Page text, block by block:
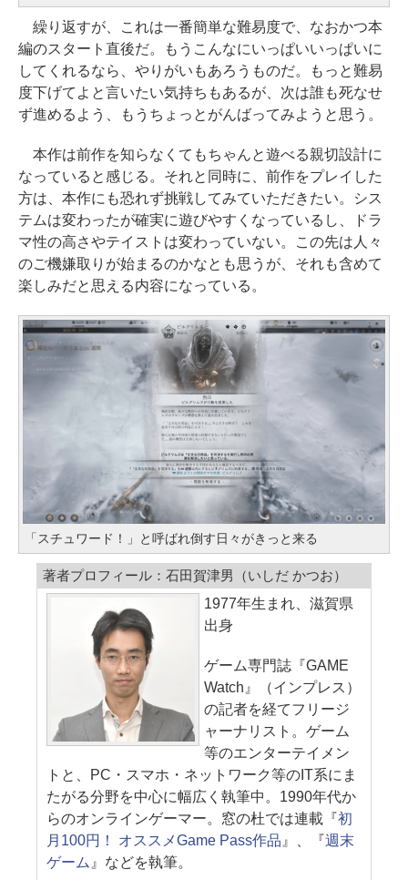
繰り返すが、これは一番簡単な難易度で、なおかつ本
編のスタート直後だ。もうこんなにいっぱいいっぱいに
してくれるなら、やりがいもあろうものだ。もっと難易
度下げてよと言いたい気持ちもあるが、次は誰も死なせ
ず進めるよう、もうちょっとがんばってみようと思う。
本作は前作を知らなくてもちゃんと遊べる親切設計に
なっていると感じる。それと同時に、前作をプレイした
方は、本作にも恐れず挑戦してみていただきたい。シス
テムは変わったが確実に遊びやすくなっているし、ドラ
マ性の高さやテイストは変わっていない。この先は人々
のご機嫌取りが始まるのかなとも思うが、それも含めて
楽しみだと思える内容になっている。
「スチュワード！」と呼ばれ倒す日々がきっと来る
著者プロフィール：石田賀津男（いしだ かつお）
1977年生まれ、滋賀県
出身
ゲーム専門誌『GAME
Watch』（インプレス）
の記者を経てフリージ
ャーナリスト。ゲーム
等のエンターテイメン
トと、PC・スマホ・ネットワーク等のIT系にま
たがる分野を中心に幅広く執筆中。1990年代か
らのオンラインゲーマー。窓の杜では連載『初
月100円！ オススメGame Pass作品 』、『週末
ゲーム 』などを執筆。